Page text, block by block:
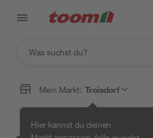
Mein Markt: Troisdorf
Hier kannst du deinen